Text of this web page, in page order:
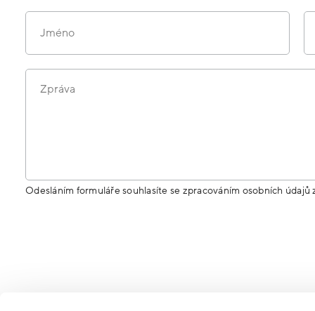
Jméno
Zpráva
Odesláním formuláře souhlasíte se zpracováním osobních údajů